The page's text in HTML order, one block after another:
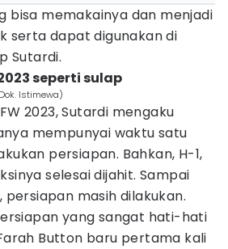
bisa memakainya dan menjadi
serta dapat digunakan di
Sutardi.
seperti sulap
Istimewa)
2023, Sutardi mengaku
mempunyai waktu satu
persiapan. Bahkan, H-1,
selesai dijahit. Sampai
persiapan masih dilakukan.
yang sangat hati-hati
Button baru pertama kali